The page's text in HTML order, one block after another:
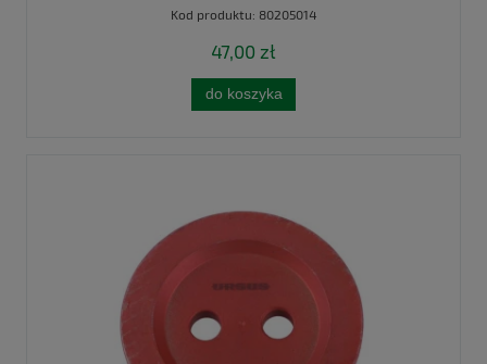
Kod produktu: 80205014
47,00 zł
do koszyka